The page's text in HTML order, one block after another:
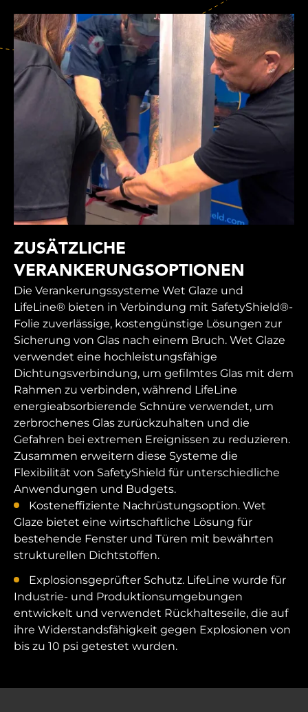
ZUSÄTZLICHE
VERANKERUNGSOPTIONEN
Die Verankerungssysteme Wet Glaze und
LifeLine® bieten in Verbindung mit SafetyShield®-
Folie zuverlässige, kostengünstige Lösungen zur
Sicherung von Glas nach einem Bruch. Wet Glaze
verwendet eine hochleistungsfähige
Dichtungsverbindung, um gefilmtes Glas mit dem
Rahmen zu verbinden, während LifeLine
energieabsorbierende Schnüre verwendet, um
zerbrochenes Glas zurückzuhalten und die
Gefahren bei extremen Ereignissen zu reduzieren.
Zusammen erweitern diese Systeme die
Flexibilität von SafetyShield für unterschiedliche
Anwendungen und Budgets.
Kosteneffiziente Nachrüstungsoption. Wet
Glaze bietet eine wirtschaftliche Lösung für
bestehende Fenster und Türen mit bewährten
strukturellen Dichtstoffen.
Explosionsgeprüfter Schutz. LifeLine wurde für
Industrie- und Produktionsumgebungen
entwickelt und verwendet Rückhalteseile, die auf
ihre Widerstandsfähigkeit gegen Explosionen von
bis zu 10 psi getestet wurden.